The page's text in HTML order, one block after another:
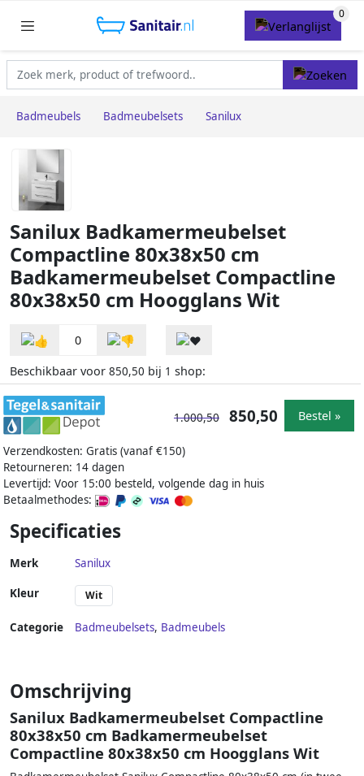
Badmeubels Badmeubelsets Sanilux
Sanilux Badkamermeubelset
Compactline 80x38x50 cm
Badkamermeubelset Compactline
80x38x50 cm Hoogglans Wit
0
Beschikbaar voor 850,50 bij 1 shop:
Verzendkosten: Gratis (vanaf €150)
Retourneren: 14 dagen
Levertijd: Voor 15:00 besteld, volgende dag in huis
Betaalmethodes:
1.000,50 850,50 Bestel »
Specificaties
Merk Sanilux
Kleur Wit
Categorie Badmeubelsets, Badmeubels
Omschrijving
Sanilux Badkamermeubelset Compactline
80x38x50 cm Badkamermeubelset
Compactline 80x38x50 cm Hoogglans Wit